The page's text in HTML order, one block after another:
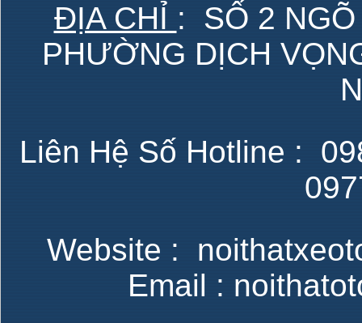
ĐỊA CHỈ : SỐ 2 NGÕ
PHƯỜNG DỊCH
Liên Hệ Số Hotline :
Website :
Email :